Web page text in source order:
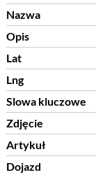
Nazwa
Opis
Lat
Lng
Slowa kluczowe
Zdjęcie
Artykuł
Dojazd